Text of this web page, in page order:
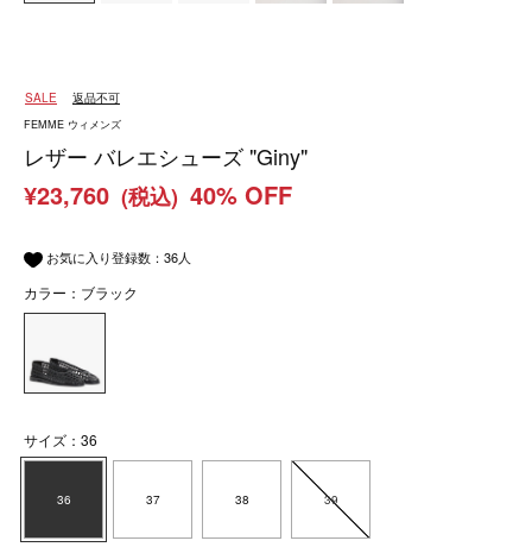
SALE 返品不可
FEMME ウィメンズ
レザー バレエシューズ "Giny"
¥23,760 (税込) 40% OFF
お気に入り登録数： 36人
カラー：ブラック
サイズ：36
36 37 38 39